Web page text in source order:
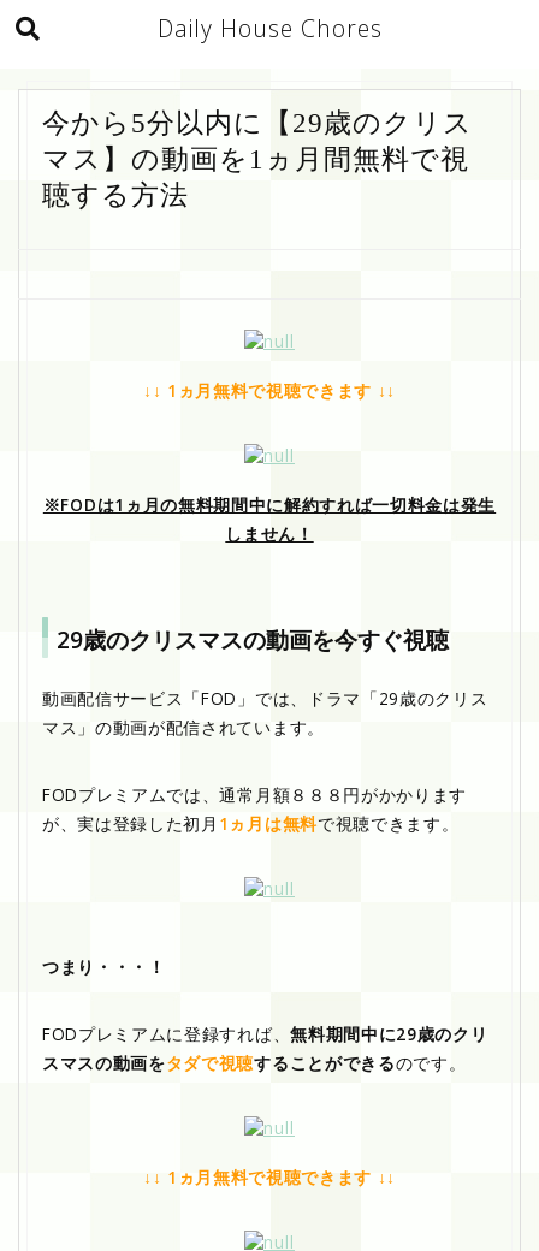
Daily House Chores
今から5分以内に【29歳のクリス
マス】の動画を1ヵ月間無料で視
聴する方法
↓↓ 1ヵ月無料で視聴できます ↓↓
※FODは1ヵ月の無料期間中に解約すれば一切料金は発生
しません！
29歳のクリスマスの動画を今すぐ視聴
動画配信サービス「FOD」では、ドラマ「29歳のクリス
マス」の動画が配信されています。
FODプレミアムでは、通常月額８８８円がかかります
が、実は登録した初月 1ヵ月は無料で視聴できます。
つまり・・・！
FODプレミアムに登録すれば、無料期間中に29歳のクリ
スマスの動画をタダで視聴することができるのです。
↓↓ 1ヵ月無料で視聴できます ↓↓